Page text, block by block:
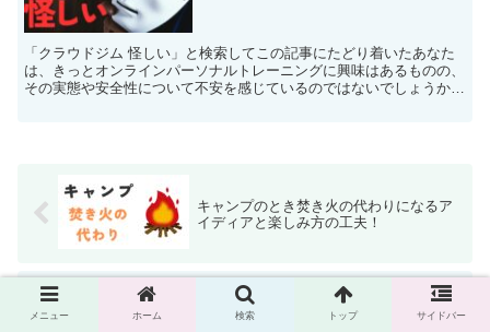
「クラウドジム 怪しい」と検索してこの記事にたどり着いたあなた
は、きっとオンラインパーソナルトレーニングに興味はあるものの、
その実態や安全性について不安を感じているのではないでしょうか。
キャンプのとき焚き火の代わりになるア
イディアと楽しみ方の工夫！
テントを中古で欲しいときハードオフや
メニュー ホーム 検索 トップ サイドバー